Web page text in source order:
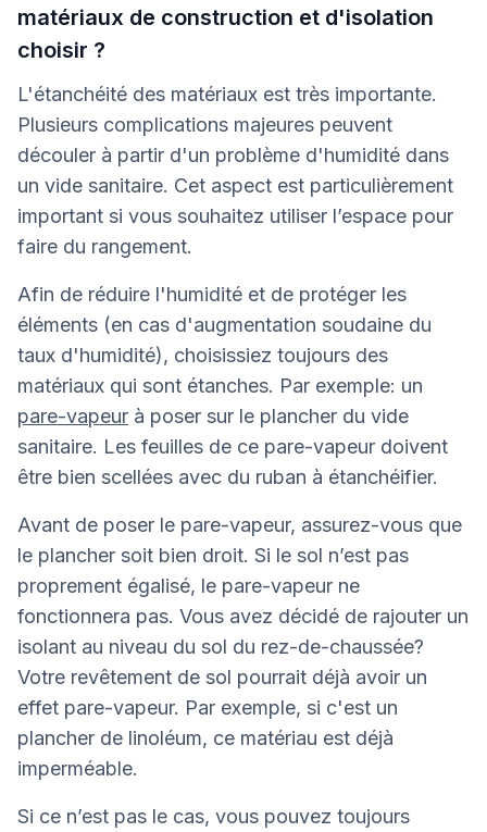
matériaux de construction et d'isolation
choisir ?
L'étanchéité des matériaux est très importante.
Plusieurs complications majeures peuvent
découler à partir d'un problème d'humidité dans
un vide sanitaire. Cet aspect est particulièrement
important si vous souhaitez utiliser l’espace pour
faire du rangement.
Afin de réduire l'humidité et de protéger les
éléments (en cas d'augmentation soudaine du
taux d'humidité), choisissiez toujours des
matériaux qui sont étanches. Par exemple: un
pare-vapeur à poser sur le plancher du vide
sanitaire. Les feuilles de ce pare-vapeur doivent
être bien scellées avec du ruban à étanchéifier.
Avant de poser le pare-vapeur, assurez-vous que
le plancher soit bien droit. Si le sol n’est pas
proprement égalisé, le pare-vapeur ne
fonctionnera pas. Vous avez décidé de rajouter un
isolant au niveau du sol du rez-de-chaussée?
Votre revêtement de sol pourrait déjà avoir un
effet pare-vapeur. Par exemple, si c'est un
plancher de linoléum, ce matériau est déjà
imperméable.
Si ce n’est pas le cas, vous pouvez toujours